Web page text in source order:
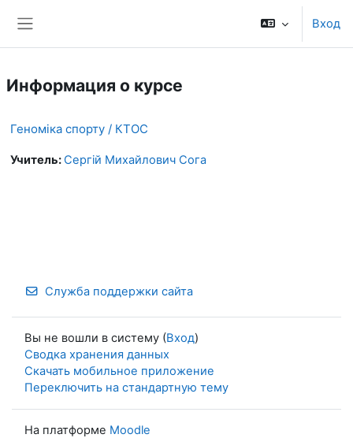
Вход
Информация о курсе
Геноміка спорту / КТОС
Учитель:Сергій Михайлович Сога
Служба поддержки сайта
Вы не вошли в систему (Вход)
Сводка хранения данных
Скачать мобильное приложение
Переключить на стандартную тему
На платформе Moodle